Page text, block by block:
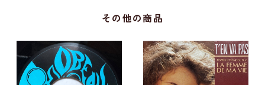
その他の商品